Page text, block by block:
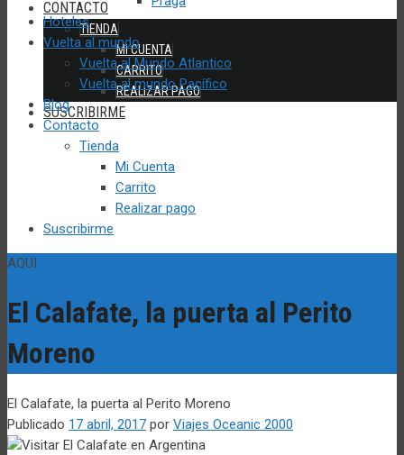
CONTACTO
TIENDA
MI CUENTA
CARRITO
REALIZAR PAGO
SUSCRIBIRME
Hoteles
Vuelta al mundo
Vuelta al Mundo Atlantico
Vuelta al mundo Pacífico
Blog
Contacto
Tienda
Mi Cuenta
Carrito
Realizar pago
Suscribirme
AQUI
El Calafate, la puerta al Perito
Moreno
El Calafate, la puerta al Perito Moreno
Publicado 17 abril, 2017 por Viajes Oceanic 2000